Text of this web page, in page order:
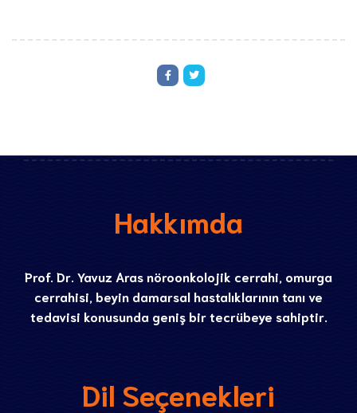
Hakkımda
Prof. Dr. Yavuz Aras nöroonkolojik cerrahi, omurga
cerrahisi, beyin damarsal hastalıklarının tanı ve
tedavisi konusunda geniş bir tecrübeye sahiptir.
Dil Seçenekleri